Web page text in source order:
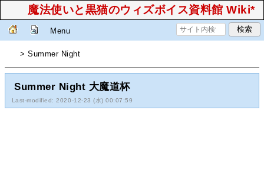
魔法使いと黒猫のウィズボイス資料館 Wiki*
Menu
> Summer Night
Summer Night 大魔道杯
Last-modified: 2020-12-23 (水) 00:07:59